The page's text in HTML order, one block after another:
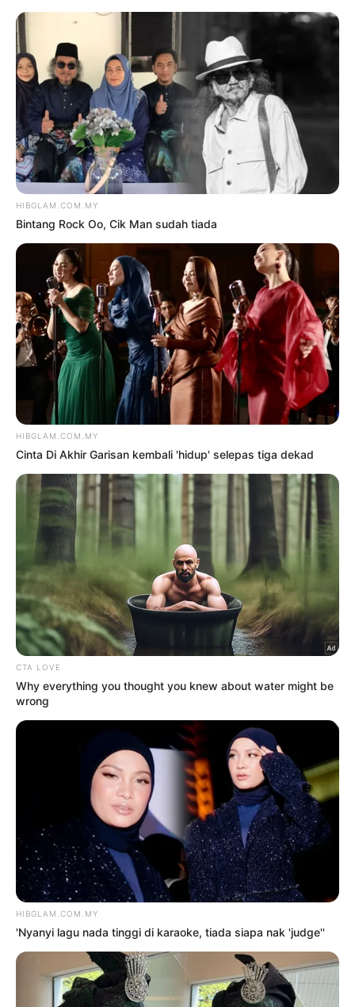
TAG: SOSIAL MEDIA
Hiburan
SIBUK, BERUSIA BUAT NAIM
DANIEL KURANG ‘MAIN’
olehMOHAMMAD SHAHEMY AZMI
Januari 2024
TERKINI
‘Nyanyi lagu nada tinggi di
karaoke, tiada siapa nak ‘judge”
8 Ogos 2026
‘M. Nasir hanya bercanda,
mungkin saya ada apa mereka
8 Ogos 2026
‘Buang sifat introvert, kena
tegur pelakon senior, kru’